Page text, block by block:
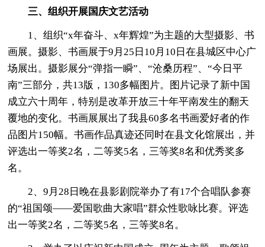
三、组织开展国庆文艺活动
1、组织“x年奋斗、x年辉煌”为主题的大型摄影、书
画展。摄影、书画展于9月25日10月10日在县城区中心广
场展出。摄影展分“弹指一瞬”、“沧桑历程”、“今日平
南”三部分，共13版，130多幅图片。图片记录了新中国
成立六十周年，特别是改革开放三十年平南发生的翻天
覆地的变化。书画展展出了我县60多名书画爱好者的作
品图片150幅。书画作品真迹还同时在县文化馆展出，并
评选出一等奖2名，二等奖5名，三等奖8名和优秀奖多
名。
2、9月28日晚在县影剧院举办了有17个合唱队参赛
的“祖国颂――爱国歌曲大家唱”群众性歌咏比赛。评选
出一等奖2名，二等奖5名，三等奖8名。